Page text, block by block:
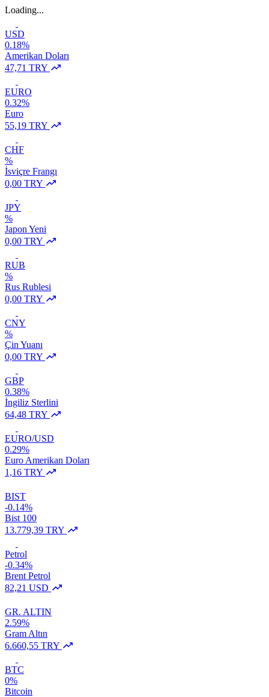
Loading...
USD
0.18%
Amerikan Doları
47,71 TRY
EURO
0.32%
Euro
55,19 TRY
CHF
%
İsviçre Frangı
0,00 TRY
JPY
%
Japon Yeni
0,00 TRY
RUB
%
Rus Rublesi
0,00 TRY
CNY
%
Çin Yuanı
0,00 TRY
GBP
0.38%
İngiliz Sterlini
64,48 TRY
EURO/USD
0.29%
Euro Amerikan Doları
1,16 TRY
BIST
-0.14%
Bist 100
13.779,39 TRY
Petrol
-0.34%
Brent Petrol
82,21 USD
GR. ALTIN
2.59%
Gram Altın
6.660,55 TRY
BTC
0%
Bitcoin